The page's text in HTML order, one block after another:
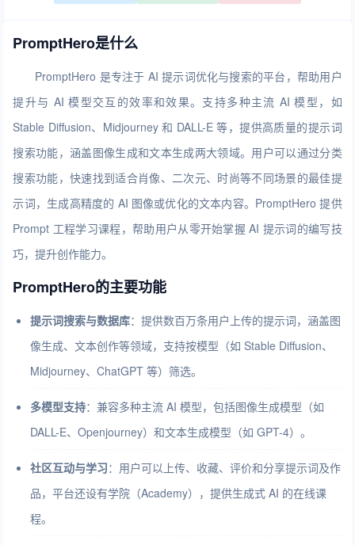
PromptHero是什么
PromptHero 是专注于 AI 提示词优化与搜索的平台，帮助用户
提升与 AI 模型交互的效率和效果。支持多种主流 AI 模型，如
Stable Diffusion、Midjourney 和 DALL-E 等，提供高质量的提示词
搜索功能，涵盖图像生成和文本生成两大领域。用户可以通过分类
搜索功能，快速找到适合肖像、二次元、时尚等不同场景的最佳提
示词，生成高精度的 AI 图像或优化的文本内容。PromptHero 提供
Prompt 工程学习课程，帮助用户从零开始掌握 AI 提示词的编写技
巧，提升创作能力。
PromptHero的主要功能
提示词搜索与数据库：提供数百万条用户上传的提示词，涵盖图
像生成、文本创作等领域，支持按模型（如 Stable Diffusion、
Midjourney、ChatGPT 等）筛选。
多模型支持：兼容多种主流 AI 模型，包括图像生成模型（如
DALL-E、Openjourney）和文本生成模型（如 GPT-4）。
社区互动与学习：用户可以上传、收藏、评价和分享提示词及作
品，平台还设有学院（Academy），提供生成式 AI 的在线课
程。